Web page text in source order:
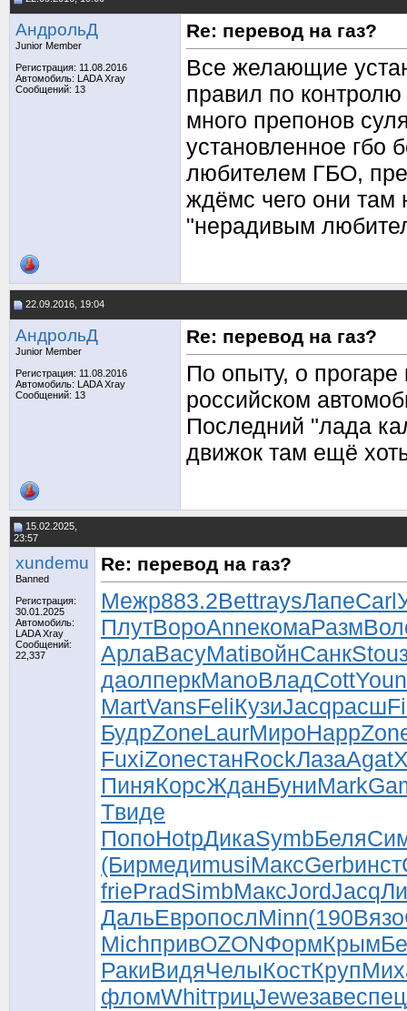
АндрольД
Junior Member
Регистрация: 11.08.2016
Автомобиль: LADA Xray
Сообщений: 13
Re: перевод на газ?
Все желающие
правил по
много препонов
установленное гбо
любителем ГБО,
ждёмс чего они там
"нерадивым
22.09.2016, 19:04
АндрольД
Junior Member
Регистрация: 11.08.2016
Автомобиль: LADA Xray
Сообщений: 13
Re: перевод на газ?
По опыту, о
российском
Последний "лада
движок там ещё
15.02.2025,
23:57
xundemu
Banned
Регистрация:
30.01.2025
Автомобиль:
LADA Xray
Сообщений:
22,337
Re: перевод на газ?
Межр883.2BettraysЛапеCarl
ПлутВороAnneкомаРазм
АрлаВасуMatiвойнСанкStou
даолперкManoВладCottYoun
MartVansFeliКузиJacqрасш
БудрZoneLaurМироHapp
FuxiZoneстанRockЛазаAgat
ПиняКорсЖданБуниMark
Tвиде
ПопоHotpДикаSymbБеля
(БирмедиmusiМаксGerbинст
friePradSimbМаксJordJacq
ДальЕвропослMinn(190Вязо
MichпривOZONФормКрым
РакиВидяЧелыКостКруп
фломWhitтрицJeweзавеспец